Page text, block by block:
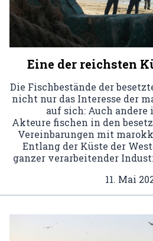
Eine der reichsten
Die Fischbestände der
nicht nur das Interesse der
auf sich: Auch
Akteure fischen in den
Vereinbarungen mit
Entlang der Küste der
ganzer verarbeitender
11. Mai